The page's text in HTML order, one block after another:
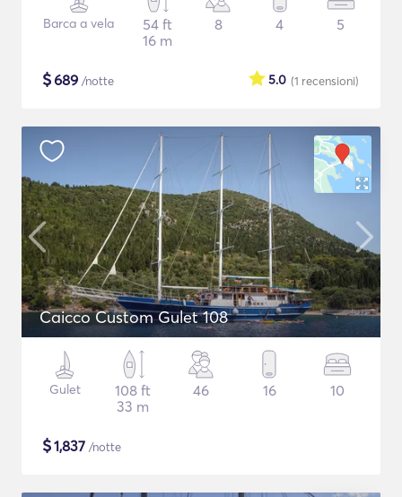
Barca a vela
54 ft
16 m
8 4 5
$689 /notte (1 recensioni)
5.0
Caicco Custom Gulet 108
Gulet
108 ft
33 m
46 16 10
$1,837 /notte